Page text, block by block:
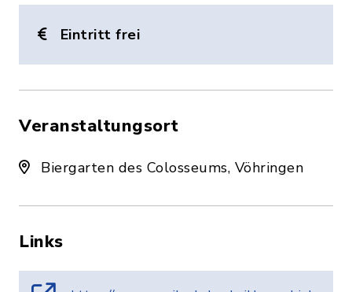
Eintritt frei
Veranstaltungsort
Biergarten des Colosseums, Vöhringen
Links